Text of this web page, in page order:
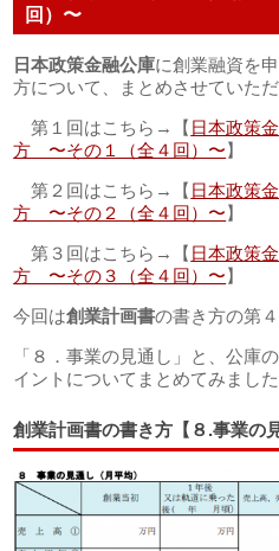
回）〜
日本政策金融公庫に創業融資を
方について、まとめさせていただ
第１回はこちら→【 日本政策
方 〜その１（全４回）〜】
第２回はこちら→【 日本政策
方 〜その２（全４回）〜】
第３回はこちら→【 日本政策
方 〜その３（全４回）〜】
今回は創業計画書の書き方の第
「８．事業の見通し」と、公庫
イントについてまとめてみました
創業計画書の書き方【８.事業の